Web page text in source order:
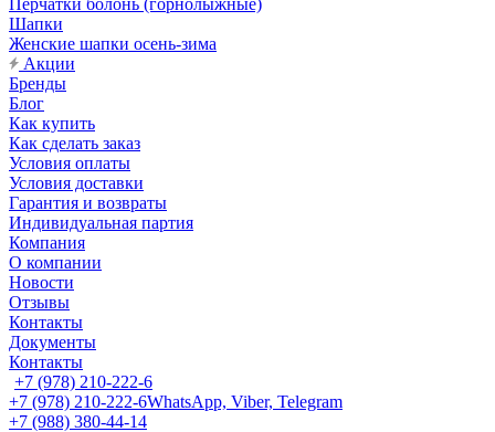
Перчатки болонь (горнолыжные)
Шапки
Женские шапки осень-зима
Акции
Бренды
Блог
Как купить
Как сделать заказ
Условия оплаты
Условия доставки
Гарантия и возвраты
Индивидуальная партия
Компания
О компании
Новости
Отзывы
Контакты
Документы
Контакты
+7 (978) 210-222-6
+7 (978) 210-222-6WhatsApp, Viber, Telegram
+7 (988) 380-44-14